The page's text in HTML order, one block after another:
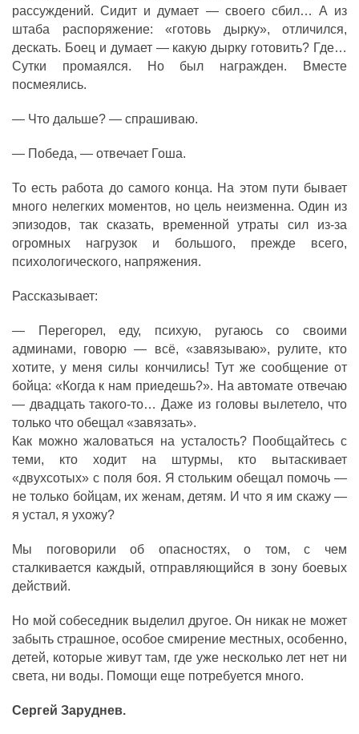
рассуждений. Сидит и думает — своего сбил… А из
штаба распоряжение: «готовь дырку», отличился,
дескать. Боец и думает — какую дырку готовить? Где…
Сутки промаялся. Но был награжден. Вместе
посмеялись.
— Что дальше? — спрашиваю.
— Победа, — отвечает Гоша.
То есть работа до самого конца. На этом пути бывает
много нелегких моментов, но цель неизменна. Один из
эпизодов, так сказать, временной утраты сил из-за
огромных нагрузок и большого, прежде всего,
психологического, напряжения.
Рассказывает:
— Перегорел, еду, психую, ругаюсь со своими
админами, говорю — всё, «завязываю», рулите, кто
хотите, у меня силы кончились! Тут же сообщение от
бойца: «Когда к нам приедешь?». На автомате отвечаю
— двадцать такого-то… Даже из головы вылетело, что
только что обещал «завязать».
Как можно жаловаться на усталость? Пообщайтесь с
теми, кто ходит на штурмы, кто вытаскивает
«двухсотых» с поля боя. Я стольким обещал помочь —
не только бойцам, их женам, детям. И что я им скажу —
я устал, я ухожу?
Мы поговорили об опасностях, о том, с чем
сталкивается каждый, отправляющийся в зону боевых
действий.
Но мой собеседник выделил другое. Он никак не может
забыть страшное, особое смирение местных, особенно,
детей, которые живут там, где уже несколько лет нет ни
света, ни воды. Помощи еще потребуется много.
Сергей Заруднев.